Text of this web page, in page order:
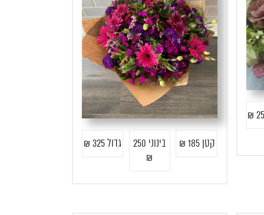
קטן 185 ₪
בינוני 250
₪
גדול 325 ₪